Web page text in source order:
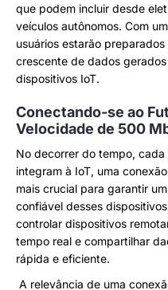
que podem incluir desde
veículos autônomos. Com
usuários estarão
crescente de dados
dispositivos IoT.
Conectando-se ao
Velocidade de 500
No decorrer do tempo,
integram à IoT, uma
mais crucial para garantir
confiável desses
controlar dispositivos
tempo real e compartilhar
rápida e eficiente.
A relevância de uma